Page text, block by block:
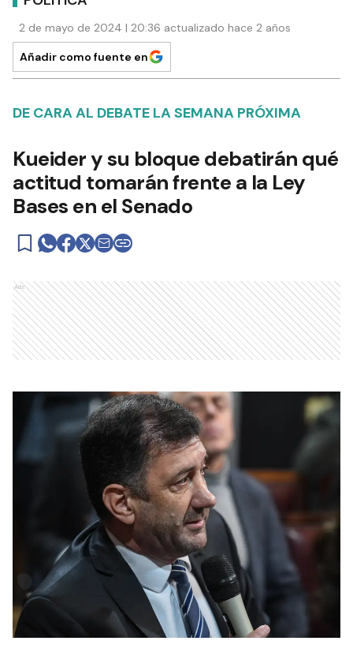
2 de mayo de 2024 | 20:36 actualizado hace 2 años
Añadir como fuente en
DE CARA AL DEBATE LA SEMANA PRÓXIMA
Kueider y su bloque debatirán qué
actitud tomarán frente a la Ley
Bases en el Senado
Ads